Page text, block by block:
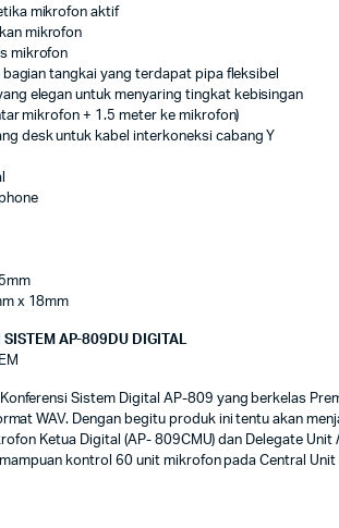
mikrofon aktif
mikrofon
mikrofon
tangkai yang terdapat pipa fleksibel
elegan untuk menyaring tingkat kebisingan
mikrofon + 1.5 meter ke mikrofon)
desk untuk kabel interkoneksi cabang Y
x 18mm
SISTEM AP-809DU DIGITAL
Sistem Digital AP-809 yang berkelas
WAV. Dengan begitu produk ini tentu akan
Ketua Digital (AP- 809CMU) dan Delegate
kontrol 60 unit mikrofon pada Central